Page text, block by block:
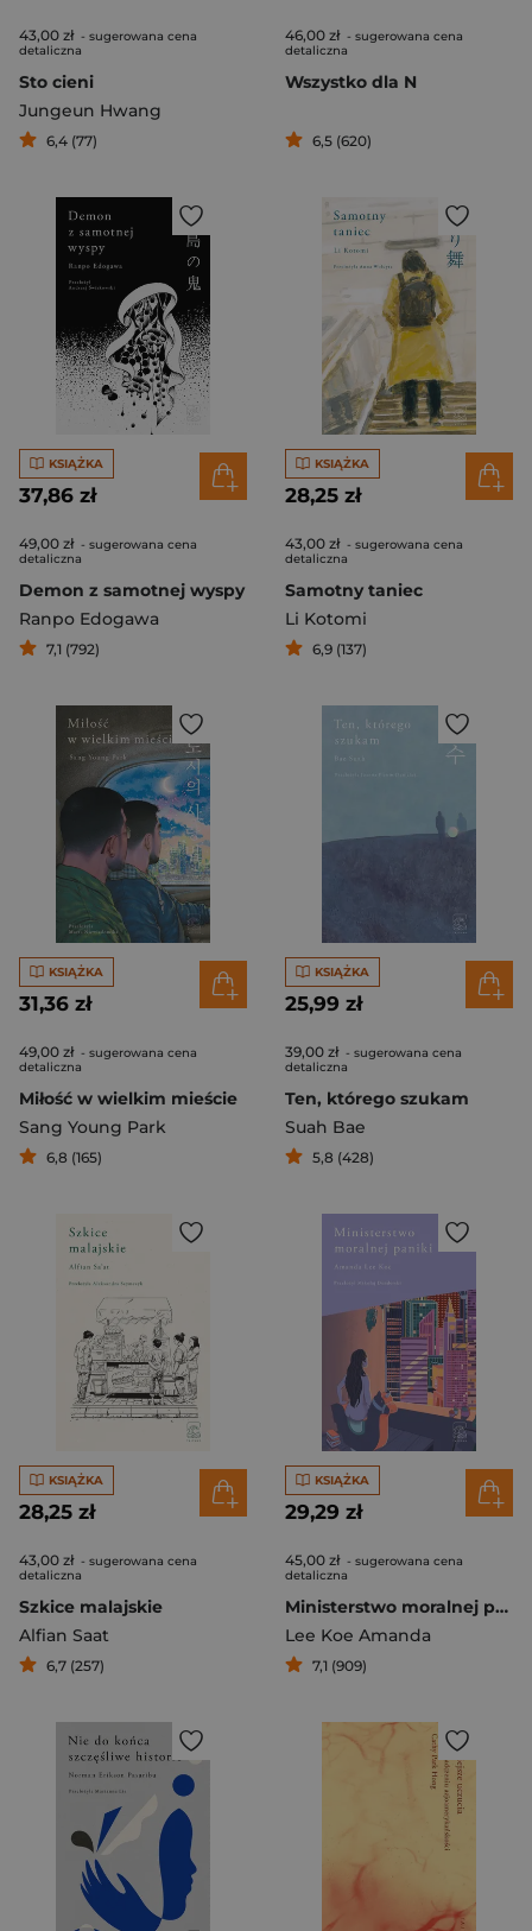
43,00 zł - sugerowana cena
detaliczna
Sto cieni
Jungeun Hwang
6,4 (77)
46,00 zł - sugerowana cena
detaliczna
Wszystko dla N
6,5 (620)
KSIĄŻKA
37,86 zł
49,00 zł - sugerowana cena
detaliczna
Demon z samotnej wyspy
Ranpo Edogawa
7,1 (792)
KSIĄŻKA
28,25 zł
43,00 zł - sugerowana cena
detaliczna
Samotny taniec
Li Kotomi
6,9 (137)
KSIĄŻKA
31,36 zł
49,00 zł - sugerowana cena
detaliczna
Miłość w wielkim mieście
Sang Young Park
6,8 (165)
KSIĄŻKA
25,99 zł
39,00 zł - sugerowana cena
detaliczna
Ten, którego szukam
Suah Bae
5,8 (428)
KSIĄŻKA
28,25 zł
43,00 zł - sugerowana cena
detaliczna
Szkice malajskie
Alfian Saat
6,7 (257)
KSIĄŻKA
29,29 zł
45,00 zł - sugerowana cena
detaliczna
Ministerstwo moralnej paniki
Lee Koe Amanda
7,1 (909)